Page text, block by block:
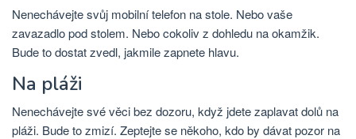
Nenechávejte svůj mobilní telefon na stole. Nebo vaše
zavazadlo pod stolem. Nebo cokoliv z dohledu na okamžik.
Bude to dostat zvedl, jakmile zapnete hlavu.
Na pláži
Nenechávejte své věci bez dozoru, když jdete zaplavat dolů na
pláži. Bude to zmizí. Zeptejte se někoho, kdo by dávat pozor na